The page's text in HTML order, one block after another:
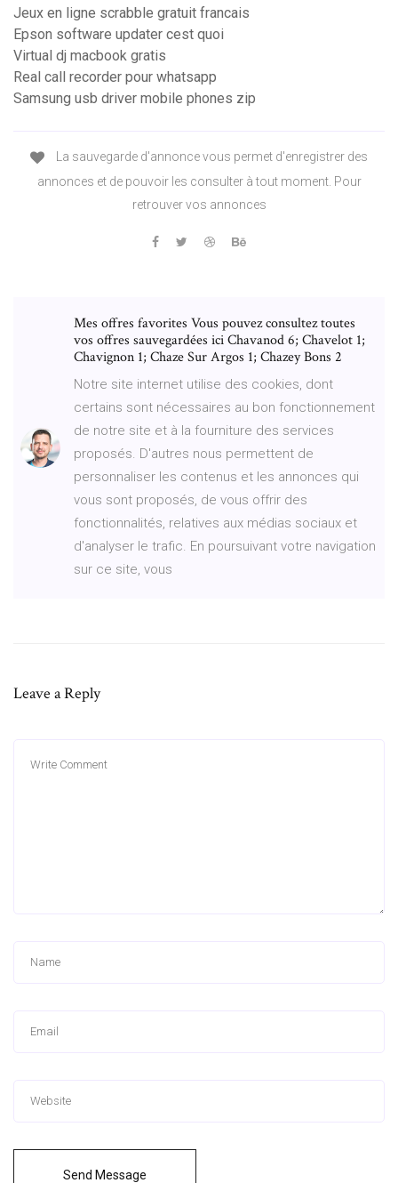
Jeux en ligne scrabble gratuit francais
Epson software updater cest quoi
Virtual dj macbook gratis
Real call recorder pour whatsapp
Samsung usb driver mobile phones zip
La sauvegarde d'annonce vous permet d'enregistrer des
annonces et de pouvoir les consulter à tout moment. Pour
retrouver vos annonces
Mes offres favorites Vous pouvez consultez toutes
vos offres sauvegardées ici Chavanod 6; Chavelot 1;
Chavignon 1; Chaze Sur Argos 1; Chazey Bons 2
Notre site internet utilise des cookies, dont
certains sont nécessaires au bon fonctionnement
de notre site et à la fourniture des services
proposés. D'autres nous permettent de
personnaliser les contenus et les annonces qui
vous sont proposés, de vous offrir des
fonctionnalités, relatives aux médias sociaux et
d'analyser le trafic. En poursuivant votre navigation
sur ce site, vous
Leave a Reply
Send Message